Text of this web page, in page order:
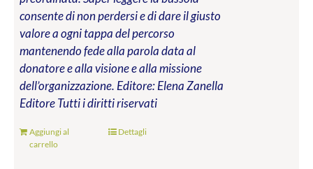
consente di non perdersi e di dare il giusto
valore a ogni tappa del percorso
mantenendo fede alla parola data al
donatore e alla visione e alla missione
dell’organizzazione. Editore: Elena Zanella
EditoreTutti i diritti riservati
Aggiungi al
carrello
Dettagli